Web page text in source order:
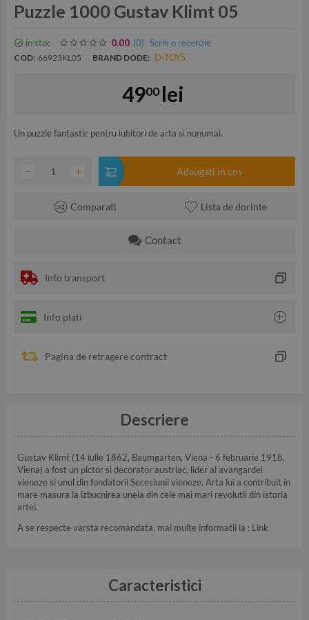
Puzzle 1000 Gustav Klimt 05
in stoc 0.00 (0) Scrie o recenzie
COD: 66923KL05 BRAND DODE: D-TOYS
4900 lei
Un puzzle fantastic pentru iubitori de arta si nunumai.
+
− Adaugati in cos
Comparati Lista de dorinte
Contact
Info transport
Info plati
Pagina de retragere contract
Descriere
Gustav Klimt (14 iulie 1862, Baumgarten, Viena - 6 februarie 1918,
Viena) a fost un pictor si decorator austriac, lider al avangardei
vieneze si unul din fondatorii Secesiunii vieneze. Arta lui a contribuit in
mare masura la izbucnirea uneia din cele mai mari revolutii din istoria
artei.
A se respecte varsta recomandata, mai multe informatii la : Link
Caracteristici